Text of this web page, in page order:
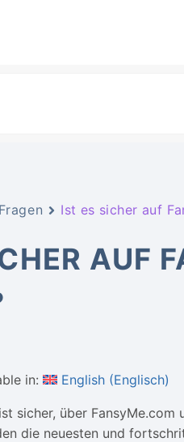
Ist es sicher auf
AUF
in: English(Englisch)
sicher, über FansyMe.com
die neuesten und